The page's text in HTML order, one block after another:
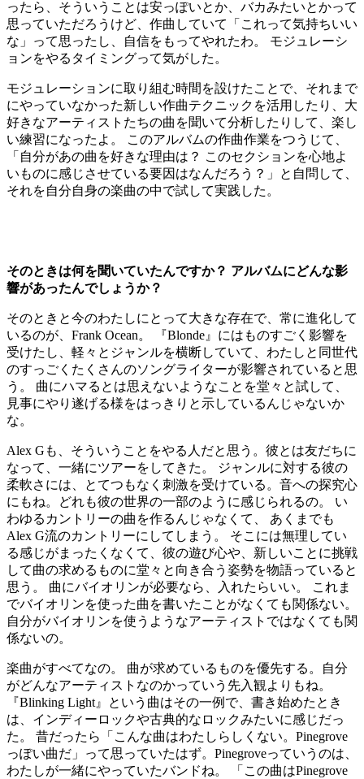
ったら、そういうことは安っぽいとか、バカみたいとかって
思っていただろうけど、作曲していて「これって気持ちいい
な」って思ったし、自信をもってやれたわ。 モジュレーシ
ョンをやるタイミングって気がした。
モジュレーションに取り組む時間を設けたことで、それまで
にやっていなかった新しい作曲テクニックを活用したり、大
好きなアーティストたちの曲を聞いて分析したりして、楽し
い練習になったよ。 このアルバムの作曲作業をつうじて、
「自分があの曲を好きな理由は？ このセクションを心地よ
いものに感じさせている要因はなんだろう？」と自問して、
それを自分自身の楽曲の中で試して実践した。
そのときは何を聞いていたんですか？ アルバムにどんな影
響があったんでしょうか？
そのときと今のわたしにとって大きな存在で、常に進化して
いるのが、Frank Ocean。 『Blonde』にはものすごく影響を
受けたし、軽々とジャンルを横断していて、わたしと同世代
のすっごくたくさんのソングライターが影響されていると思
う。 曲にハマるとは思えないようなことを堂々と試して、
見事にやり遂げる様をはっきりと示しているんじゃないか
な。
Alex Gも、そういうことをやる人だと思う。彼とは友だちに
なって、一緒にツアーをしてきた。 ジャンルに対する彼の
柔軟さには、とてつもなく刺激を受けている。音への探究心
にもね。どれも彼の世界の一部のように感じられるの。 い
わゆるカントリーの曲を作るんじゃなくて、 あくまでも
Alex G流のカントリーにしてしまう。 そこには無理してい
る感じがまったくなくて、彼の遊び心や、新しいことに挑戦
して曲の求めるものに堂々と向き合う姿勢を物語っていると
思う。 曲にバイオリンが必要なら、入れたらいい。 これま
でバイオリンを使った曲を書いたことがなくても関係ない。
自分がバイオリンを使うようなアーティストではなくても関
係ないの。
楽曲がすべてなの。 曲が求めているものを優先する。自分
がどんなアーティストなのかっていう先入観よりもね。
『Blinking Light』という曲はその一例で、書き始めたとき
は、インディーロックや古典的なロックみたいに感じだっ
た。 昔だったら「こんな曲はわたしらしくない。Pinegrove
っぽい曲だ」って思っていたはず。Pinegroveっていうのは、
わたしが一緒にやっていたバンドね。 「この曲はPinegrove